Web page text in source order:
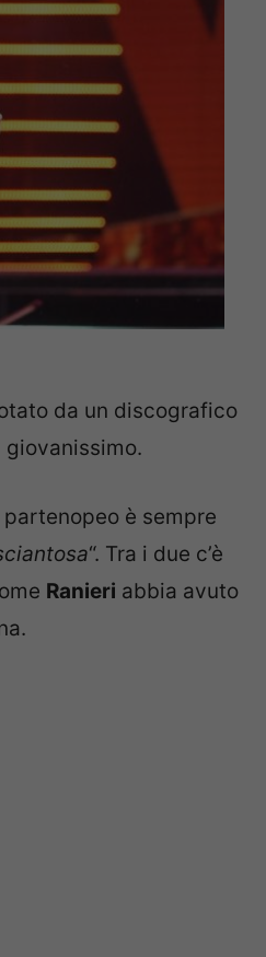
da un discografico
è sempre
“. Tra i due c’è
Ranieri abbia avuto